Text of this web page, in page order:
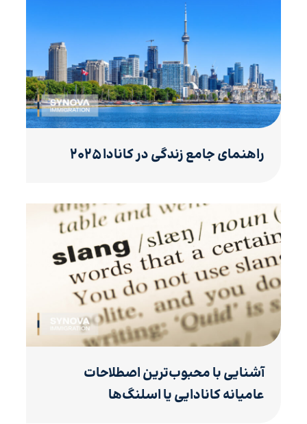
راهنمای جامع زندگی در کانادا ۲۰۲۵
آشنایی با محبوب‌ترین اصطلاحات
عامیانه کانادایی یا اسلنگ‌ها